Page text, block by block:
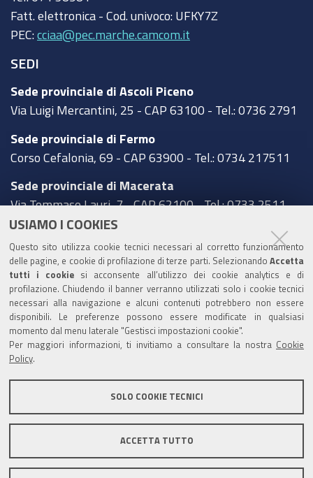
USIAMO I COOKIES
Questo sito utilizza cookie tecnici necessari al corretto funzionamento
delle pagine, e cookie di profilazione di terze parti. Selezionando Accetta
tutti i cookie si acconsente all’utilizzo dei cookie analytics e di
profilazione. Chiudendo il banner verranno utilizzati solo i cookie tecnici
necessari alla navigazione e alcuni contenuti potrebbero non essere
disponibili. Le preferenze possono essere modificate in qualsiasi
momento dal menu laterale "Gestisci impostazioni cookie".
Per maggiori informazioni, ti invitiamo a consultare la nostra Cookie
Policy
SOLO COOKIE TECNICI
ACCETTA TUTTO
Fatt. elettronica - Cod. univoco: UFKY7Z
PEC: cciaa@pec.marche.camcom.it
SEDI
Sede provinciale di Ascoli Piceno
Via Luigi Mercantini, 25 - CAP 63100 - Tel.: 0736 2791
Sede provinciale di Fermo
Corso Cefalonia, 69 - CAP 63900 - Tel.: 0734 217511
Sede provinciale di Macerata
Via Tommaso Lauri, 7 - CAP 62100 - Tel.: 0733 2511
Sede provinciale di Pesaro Urbino
Corso XI Settembre, 116 - CAP 61121 - Tel.: 0721
3571
TRASPARENZA
Amministrazione trasparente
Statistiche Web del sito (fonte Web Analytics Italia)
Contatti
Dichiarazione di accessibilità
Area riservata